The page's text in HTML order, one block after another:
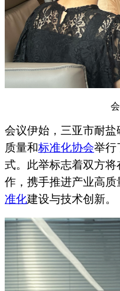
会议伊始，三亚市耐
质量和标准化协会举行
式。此举标志着双方
作，携手推进产业高
准化建设与技术创新。